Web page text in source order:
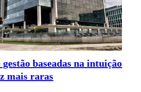
gestão baseadas na intuição
mais raras